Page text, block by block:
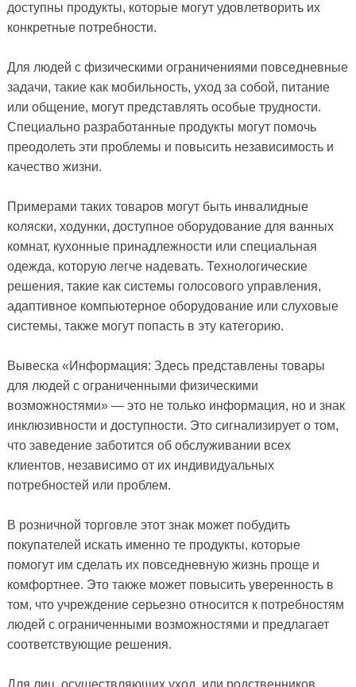
доступны продукты, которые могут удовлетворить их
конкретные потребности.
Для людей с физическими ограничениями повседневные
задачи, такие как мобильность, уход за собой, питание
или общение, могут представлять особые трудности.
Специально разработанные продукты могут помочь
преодолеть эти проблемы и повысить независимость и
качество жизни.
Примерами таких товаров могут быть инвалидные
коляски, ходунки, доступное оборудование для ванных
комнат, кухонные принадлежности или специальная
одежда, которую легче надевать. Технологические
решения, такие как системы голосового управления,
адаптивное компьютерное оборудование или слуховые
системы, также могут попасть в эту категорию.
Вывеска «Информация: Здесь представлены товары
для людей с ограниченными физическими
возможностями» — это не только информация, но и знак
инклюзивности и доступности. Это сигнализирует о том,
что заведение заботится об обслуживании всех
клиентов, независимо от их индивидуальных
потребностей или проблем.
В розничной торговле этот знак может побудить
покупателей искать именно те продукты, которые
помогут им сделать их повседневную жизнь проще и
комфортнее. Это также может повысить уверенность в
том, что учреждение серьезно относится к потребностям
людей с ограниченными возможностями и предлагает
соответствующие решения.
Для лиц, осуществляющих уход, или родственников